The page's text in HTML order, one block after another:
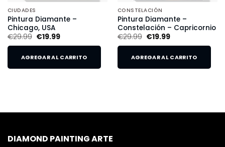
CIUDADES
Pintura Diamante –
Chicago, USA
€29.99 €19.99
AGREGAR AL CARRITO
CONSTELACIÓN
Pintura Diamante –
Constelación – Capricornio
€29.99 €19.99
AGREGAR AL CARRITO
DIAMOND PAINTING ARTE